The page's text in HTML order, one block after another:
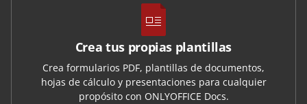
Crea tus propias plantillas
Crea formularios PDF, plantillas de documentos,
hojas de cálculo y presentaciones para cualquier
propósito con ONLYOFFICE Docs.